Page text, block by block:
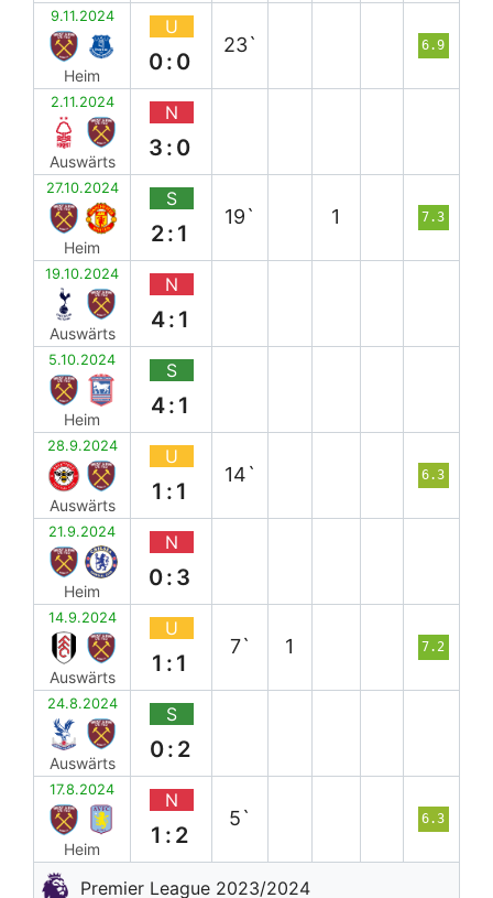
9.11.2024
Heim
U
0:0
23` 6.9
2.11.2024
Auswärts
N
3:0
27.10.2024
Heim
S
2:1
19` 1 7.3
19.10.2024
Auswärts
N
4:1
5.10.2024
Heim
S
4:1
28.9.2024
Auswärts
U
1:1
14` 6.3
21.9.2024
Heim
N
0:3
14.9.2024
Auswärts
U
1:1
7` 1 7.2
24.8.2024
Auswärts
S
0:2
17.8.2024
Heim
N
1:2
5` 6.3
Premier League 2023/2024